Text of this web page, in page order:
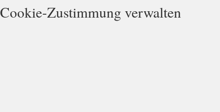
Cookie-Zustimmung verwalten